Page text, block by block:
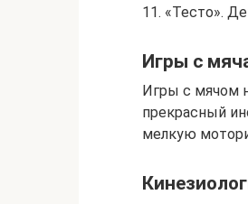
11.​ «Тесто».
Игры с
Игры с мячом
прекрасный
мелкую